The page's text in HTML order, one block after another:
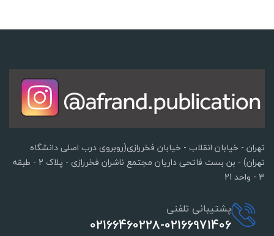
تهران - خیابان انقلاب - خیابان فخررازی(روبروی درب اصلی دانشگاه
تهران) - بن بست فاتحی داریان مجتمع ناشران فخررازی - پلاک 2 - طبقه
3 - واحد 21
پشتیبانی تلفنی
02166460228-02166971406